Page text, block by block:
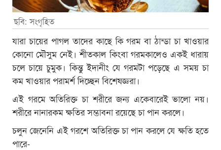
ছবি: সংগৃহিত
যারা চায়ের পাগল তাদের কাছে কি গরম বা ঠান্ডা চা খাওয়ার
কোনো মৌসুম নেই। শীতকাল কিংবা গরমকালেও একই ধারায়
চলে চায়ে চুমুক। কিন্তু ইদানীং যে গরমটা পড়েছে এ সময় চা
কম খাওয়ার পরামর্শ দিচ্ছেন বিশেষজ্ঞরা।
এই গরমে অতিরিক্ত চা শরীরে জন্য একেবারেই ভালো নয়।
শরীরে নানারকম ক্ষতির সম্ভাবনা রয়েছে চা পান করলে।
চলুন জেনেনি এই গরশে অতিরিক্ত চা পান করলে যে ক্ষতি হতে
পারে-